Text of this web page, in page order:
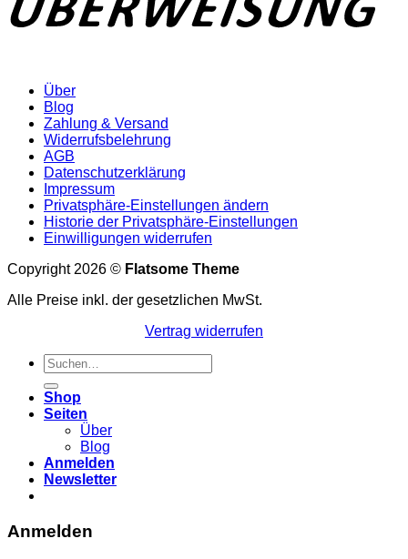
Über
Blog
Zahlung & Versand
Widerrufsbelehrung
AGB
Datenschutzerklärung
Impressum
Privatsphäre-Einstellungen ändern
Historie der Privatsphäre-Einstellungen
Einwilligungen widerrufen
Copyright 2026 © Flatsome Theme
Alle Preise inkl. der gesetzlichen MwSt.
Vertrag widerrufen
Suchen
nach:
Shop
Seiten
Über
Blog
Anmelden
Newsletter
Anmelden